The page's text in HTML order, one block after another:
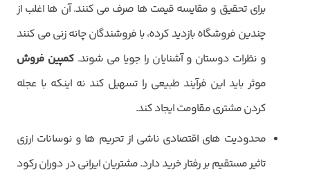
برای تحقیق و مقایسه قیمت ها صرف می کنند. آن ها اغلب از
چندین فروشگاه بازدید کرده، با فروشندگان چانه زنی می کنند
و نظرات دوستان و آشنایان را جویا می شوند. کمپین فروش
موثر باید این فرآیند طبیعی را تسهیل کند نه اینکه با عجله
کردن مشتری مقاومت ایجاد کند.
محدودیت های اقتصادی ناشی از تحریم ها و نوسانات ارزی
تاثیر مستقیم بر رفتار خرید دارد. مشتریان ایرانی در دوران رکود